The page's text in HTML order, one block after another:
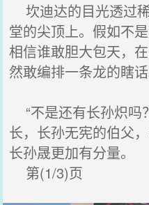
坎迪达的目光透过
堂的尖顶上。假如不
相信谁敢胆大包天，
然敢编排一条龙的瞎话
“不是还有长孙炽吗
长，长孙无宪的伯父
长孙晟更加有分量。
第(1/3)页